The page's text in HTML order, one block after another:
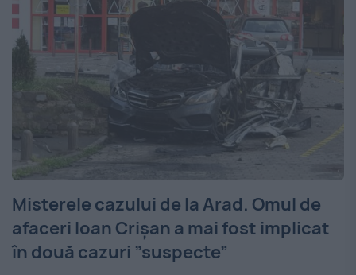
Misterele cazului de la Arad. Omul de
afaceri Ioan Crișan a mai fost implicat
în două cazuri ”suspecte”